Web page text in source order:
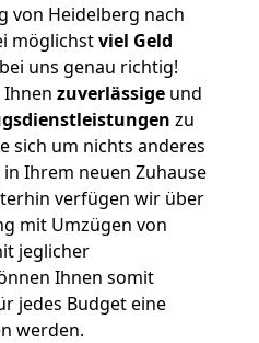
von Heidelberg nach
möglichstviel Geld
uns genau richtig!
zuverlässige und
zu
sich um nichts anderes
Ihrem neuen Zuhause
verfügen wir über
mit Umzügen von
jeglicher
Ihnen somit
jedes Budget eine
werden.